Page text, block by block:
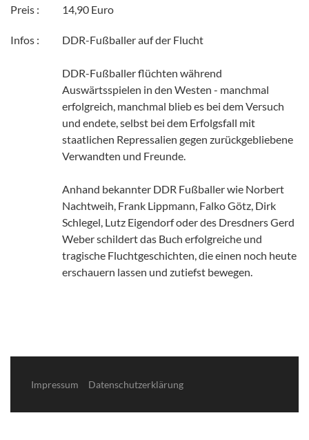
Preis : 14,90 Euro
Infos : DDR-Fußballer auf der Flucht
DDR-Fußballer flüchten während
Auswärtsspielen in den Westen - manchmal
erfolgreich, manchmal blieb es bei dem Versuch
und endete, selbst bei dem Erfolgsfall mit
staatlichen Repressalien gegen zurückgebliebene
Verwandten und Freunde.
Anhand bekannter DDR Fußballer wie Norbert
Nachtweih, Frank Lippmann, Falko Götz, Dirk
Schlegel, Lutz Eigendorf oder des Dresdners Gerd
Weber schildert das Buch erfolgreiche und
tragische Fluchtgeschichten, die einen noch heute
erschauern lassen und zutiefst bewegen.
Impressum Datenschutzerklärung